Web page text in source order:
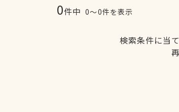
0件中 0〜0件を表示
検索条件に当